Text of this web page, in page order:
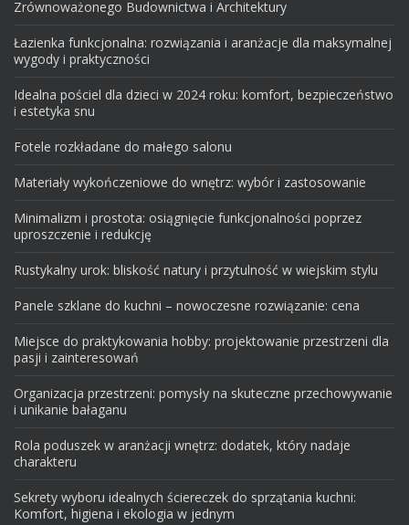
Zrównoważonego Budownictwa i Architektury
Łazienka funkcjonalna: rozwiązania i aranżacje dla maksymalnej
wygody i praktyczności
Idealna pościel dla dzieci w 2024 roku: komfort, bezpieczeństwo
i estetyka snu
Fotele rozkładane do małego salonu
Materiały wykończeniowe do wnętrz: wybór i zastosowanie
Minimalizm i prostota: osiągnięcie funkcjonalności poprzez
uproszczenie i redukcję
Rustykalny urok: bliskość natury i przytulność w wiejskim stylu
Panele szklane do kuchni – nowoczesne rozwiązanie: cena
Miejsce do praktykowania hobby: projektowanie przestrzeni dla
pasji i zainteresowań
Organizacja przestrzeni: pomysły na skuteczne przechowywanie
i unikanie bałaganu
Rola poduszek w aranżacji wnętrz: dodatek, który nadaje
charakteru
Sekrety wyboru idealnych ściereczek do sprzątania kuchni:
Komfort, higiena i ekologia w jednym